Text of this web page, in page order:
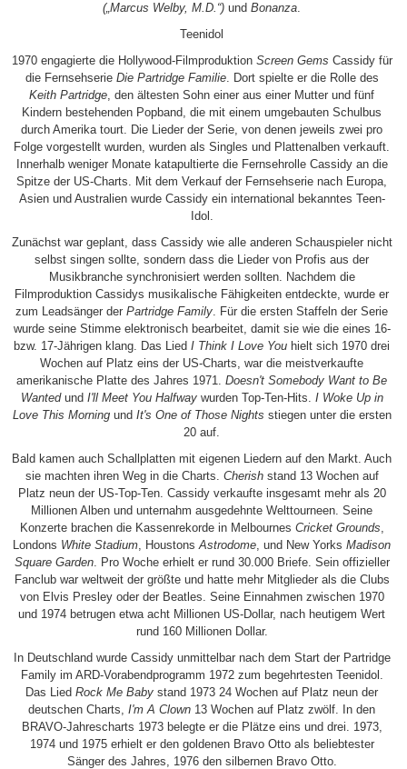
(„Marcus Welby, M.D.“) undBonanza.
Teenidol
1970 engagierte die Hollywood-Filmproduktion Screen Gems Cassidy für
die Fernsehserie Die Partridge Familie. Dort spielte er die Rolle des
Keith Partridge, den ältesten Sohn einer aus einer Mutter und fünf
Kindern bestehenden Popband, die mit einem umgebauten Schulbus
durch Amerika tourt. Die Lieder der Serie, von denen jeweils zwei pro
Folge vorgestellt wurden, wurden als Singles und Plattenalben verkauft.
Innerhalb weniger Monate katapultierte die Fernsehrolle Cassidy an die
Spitze der US-Charts. Mit dem Verkauf der Fernsehserie nach Europa,
Asien und Australien wurde Cassidy ein international bekanntes Teen-
Idol.
Zunächst war geplant, dass Cassidy wie alle anderen Schauspieler nicht
selbst singen sollte, sondern dass die Lieder von Profis aus der
Musikbranche synchronisiert werden sollten. Nachdem die
Filmproduktion Cassidys musikalische Fähigkeiten entdeckte, wurde er
zum Leadsänger derPartridge Family. Für die ersten Staffeln der Serie
wurde seine Stimme elektronisch bearbeitet, damit sie wie die eines 16-
bzw. 17-Jährigen klang. Das LiedI Think I Love You hielt sich 1970 drei
Wochen auf Platz eins der US-Charts, war die meistverkaufte
amerikanische Platte des Jahres 1971.Doesn't Somebody Want to Be
Wantedund I'll Meet You Halfwaywurden Top-Ten-Hits. I Woke Up in
Love This Morningund It's One of Those Nights stiegen unter die ersten
20 auf.
Bald kamen auch Schallplatten mit eigenen Liedern auf den Markt. Auch
sie machten ihren Weg in die Charts. Cherishstand 13 Wochen auf
Platz neun der US-Top-Ten. Cassidy verkaufte insgesamt mehr als 20
Millionen Alben und unternahm ausgedehnte Welttourneen. Seine
Konzerte brachen die Kassenrekorde in Melbournes Cricket Grounds,
Londons White Stadium, HoustonsAstrodome, und New YorksMadison
Square Garden. Pro Woche erhielt er rund 30.000 Briefe. Sein offizieller
Fanclub war weltweit der größte und hatte mehr Mitglieder als die Clubs
von Elvis Presley oder der Beatles. Seine Einnahmen zwischen 1970
und 1974 betrugen etwa acht Millionen US-Dollar, nach heutigem Wert
rund 160 Millionen Dollar.
In Deutschland wurde Cassidy unmittelbar nach dem Start der Partridge
Family im ARD-Vorabendprogramm 1972 zum begehrtesten Teenidol.
Das LiedRock Me Baby stand 1973 24 Wochen auf Platz neun der
deutschen Charts,I'm A Clown 13 Wochen auf Platz zwölf. In den
BRAVO-Jahrescharts 1973 belegte er die Plätze eins und drei. 1973,
1974 und 1975 erhielt er den goldenen Bravo Otto als beliebtester
Sänger des Jahres, 1976 den silbernen Bravo Otto.